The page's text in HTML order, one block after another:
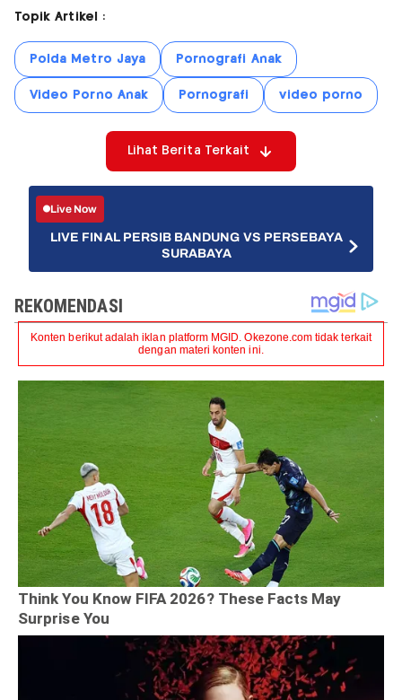
Topik Artikel :
Polda Metro Jaya Pornografi Anak
Video Porno Anak Pornografi video porno
Lihat Berita Terkait
Live Now
LIVE FINAL PERSIB BANDUNG VS PERSEBAYA
SURABAYA